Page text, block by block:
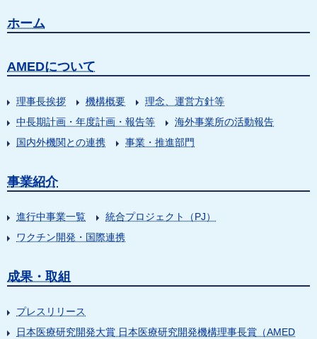
ホーム
AMEDについて
理事長挨拶 機構概要
理念、運営方針等
中長期計画・年度計画・報告等
海外事業所の活動報告
国内外機関との連携
事業・推進部門
事業紹介
進行中事業一覧
統合プロジェクト（PJ）
ワクチン開発・国際連携
成果・取組
プレスリリース
日本医療研究開発大賞 日本医療研究開発機構理事長賞（AMED